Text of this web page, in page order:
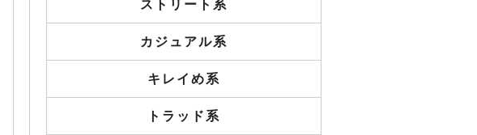
ストリート系
カジュアル系
キレイめ系
トラッド系